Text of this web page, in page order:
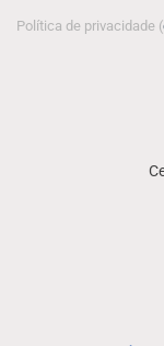
Política de privacidade (